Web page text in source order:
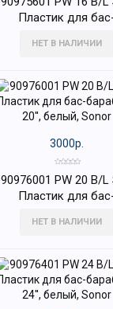
Пластик для
Sonor
НЕТ В НАЛИЧИИ
3000р.
90976001 PW 20 B/L
Пластик для
Sonor
НЕТ В НАЛИЧИИ